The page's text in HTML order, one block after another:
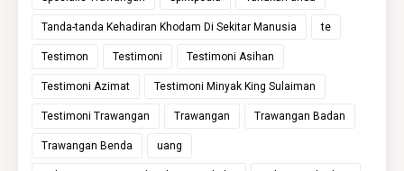
Tanda-tanda Kehadiran Khodam Di Sekitar Manusia te
Testimon Testimoni Testimoni Asihan
Testimoni Azimat Testimoni Minyak King Sulaiman
Testimoni Trawangan Trawangan Trawangan Badan
Trawangan Benda uang